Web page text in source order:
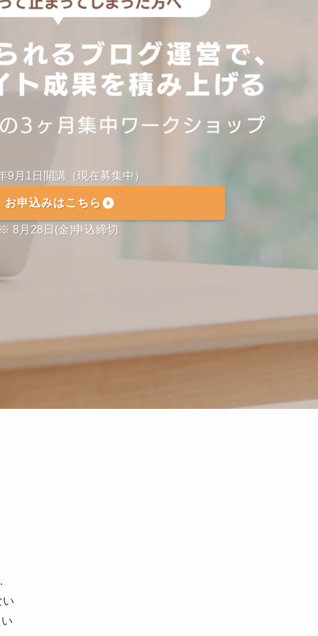
9月1日開講（現在募集中）
お申込みはこちら
8月28日(金)申込締切
い